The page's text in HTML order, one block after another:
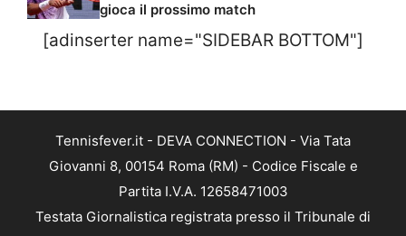
gioca il prossimo match
[adinserter name="SIDEBAR BOTTOM"]
Tennisfever.it - DEVA CONNECTION - Via Tata
Giovanni 8, 00154 Roma (RM) - Codice Fiscale e
Partita I.V.A. 12658471003
Testata Giornalistica registrata presso il Tribunale di